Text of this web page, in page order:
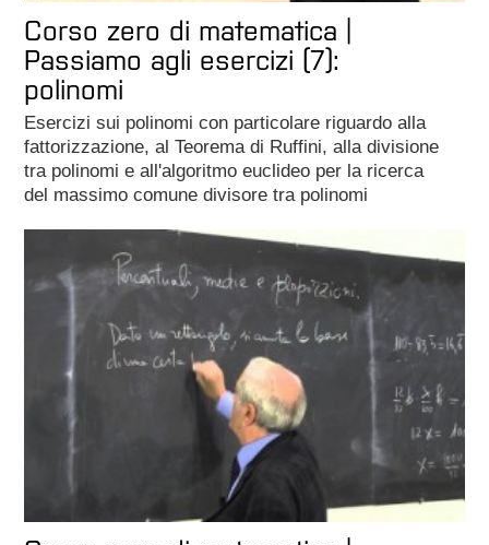
Corso zero di matematica |
Passiamo agli esercizi (7):
polinomi
Esercizi sui polinomi con particolare riguardo alla
fattorizzazione, al Teorema di Ruffini, alla divisione
tra polinomi e all'algoritmo euclideo per la ricerca
del massimo comune divisore tra polinomi